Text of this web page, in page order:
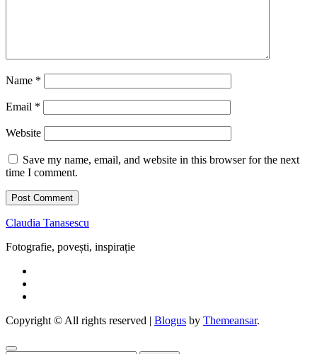
Name *
Email *
Website
Save my name, email, and website in this browser for the next
time I comment.
Claudia Tanasescu
Fotografie, povești, inspirație
Copyright © All rights reserved | Blogus by Themeansar.